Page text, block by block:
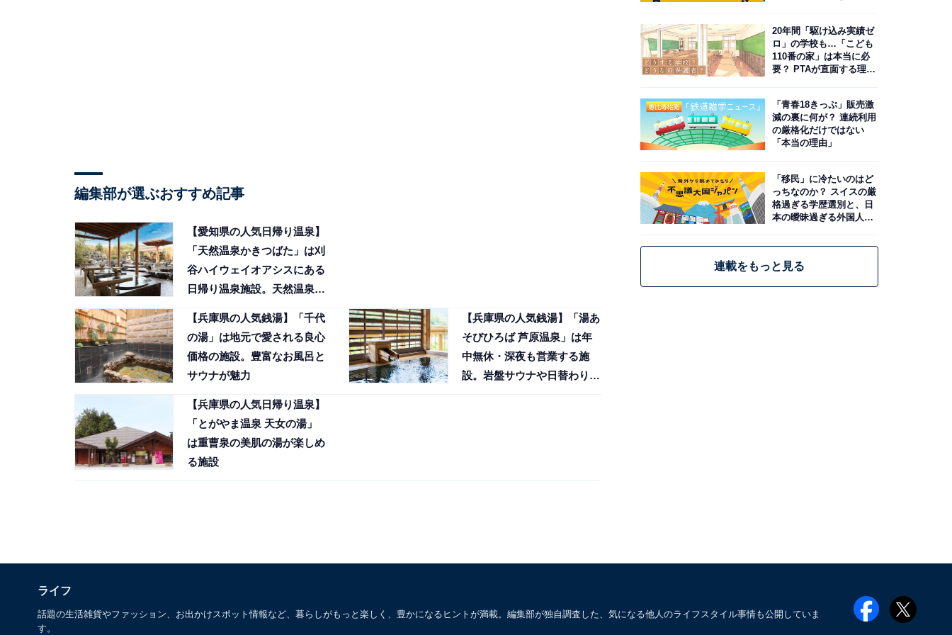
編集部が選ぶおすすめ記事
【愛知県の人気日帰り温泉】
「天然温泉かきつばた」は刈
谷ハイウェイオアシスにある
日帰り温泉施設。天然温泉高
【兵庫県の人気銭湯】「千代
の湯」は地元で愛される良心
価格の施設。豊富なお風呂と
サウナが魅力
【兵庫県の人気銭湯】「湯あ
そびひろば 芦原温泉」は年
中無休・深夜も営業する施
設。岩盤サウナや日替わり湯
【兵庫県の人気日帰り温泉】
「とがやま温泉 天女の湯」
は重曹泉の美肌の湯が楽しめ
る施設
20年間「駆け込み実績ゼ
ロ」の学校も…「こども
110番の家」は本当に必
要？ PTAが直面する理想
「青春18きっぷ」販売激
減の裏に何が？ 連続利用
の厳格化だけではない
「本当の理由」
「移民」に冷たいのはど
っちなのか？ スイスの厳
格過ぎる学歴選別と、日
本の曖昧過ぎる外国人政
連載をもっと見る
ライフ
話題の生活雑貨やファッション、お出かけスポット情報など、暮らしがもっと楽しく、豊かになるヒントが満載。編集部が独自調査した、気になる他人のライフスタイル事情も公開していま
す。